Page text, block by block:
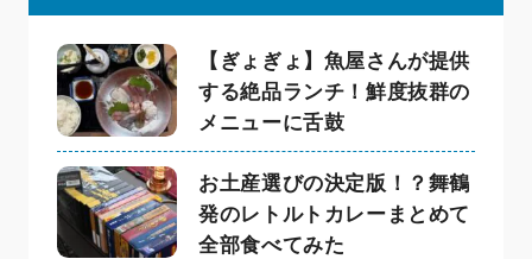
【ぎょぎょ】魚屋さんが提供
する絶品ランチ！鮮度抜群の
メニューに舌鼓
お土産選びの決定版！？舞鶴
発のレトルトカレーまとめて
全部食べてみた